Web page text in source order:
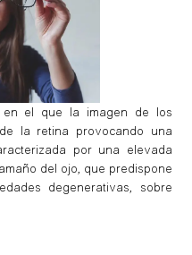
el que la imagen de los
la retina provocando una
por una elevada
del ojo, que predispone
degenerativas, sobre